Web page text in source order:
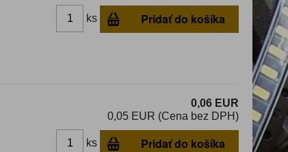
ks Pridať do košíka
0,06 EUR
0,05 EUR (Cena bez DPH)
ks Pridať do košíka